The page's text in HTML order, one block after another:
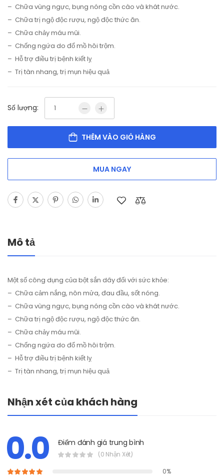
– Chữa vùng ngực, bụng nóng cồn cào và khát nước.
– Chữa trị ngộ độc rượu, ngộ độc thức ăn.
– Chữa chảy máu mũi.
– Chống ngứa do đổ mồ hôi trộm.
– Hỗ trợ điều trị bệnh kiết lỵ
– Trị tàn nhang, trị mụn hiệu quả
Số lượng:
THÊM VÀO GIỎ HÀNG
MUA NGAY
Mô tả
Một số công dụng của bột sắn dây đối với sức khỏe:
– Chữa cảm nắng, nôn mửa, đau đầu, sốt nóng.
– Chữa vùng ngực, bụng nóng cồn cào và khát nước.
– Chữa trị ngộ độc rượu, ngộ độc thức ăn.
– Chữa chảy máu mũi.
– Chống ngứa do đổ mồ hôi trộm.
– Hỗ trợ điều trị bệnh kiết lỵ
– Trị tàn nhang, trị mụn hiệu quả
Nhận xét của khách hàng
0.0 Điểm đánh giá trung bình
(0 Nhận Xét)
0%